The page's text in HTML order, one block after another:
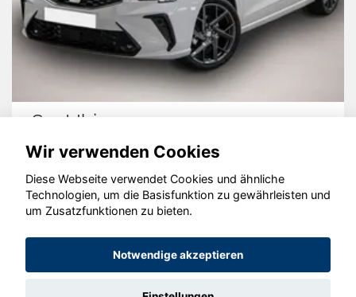
Seat Ibiza
© konjunkturmotor.de GmbH 2020 - 2026
Wir verwenden Cookies
Diese Webseite verwendet Cookies und ähnliche
Technologien, um die Basisfunktion zu gewährleisten und
um Zusatzfunktionen zu bieten.
Notwendige akzeptieren